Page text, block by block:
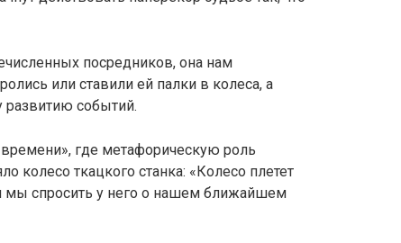
посредников, она нам
или ставили ей палки в колеса, а
событий.
где метафорическую роль
ткацкого станка: «Колесо плетет
мы спросить у него о нашем ближайшем